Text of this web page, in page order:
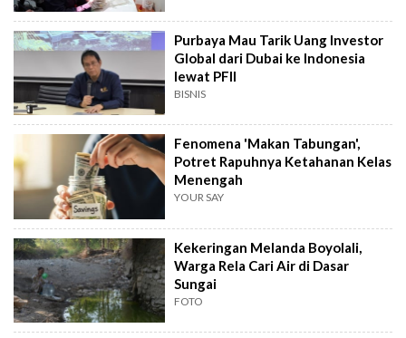
Purbaya Mau Tarik Uang Investor
Global dari Dubai ke Indonesia
lewat PFII
BISNIS
Fenomena 'Makan Tabungan',
Potret Rapuhnya Ketahanan Kelas
Menengah
YOUR SAY
Kekeringan Melanda Boyolali,
Warga Rela Cari Air di Dasar
Sungai
FOTO